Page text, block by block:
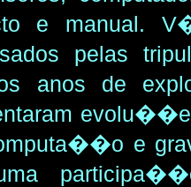
e manual.
pelas
anos de
e